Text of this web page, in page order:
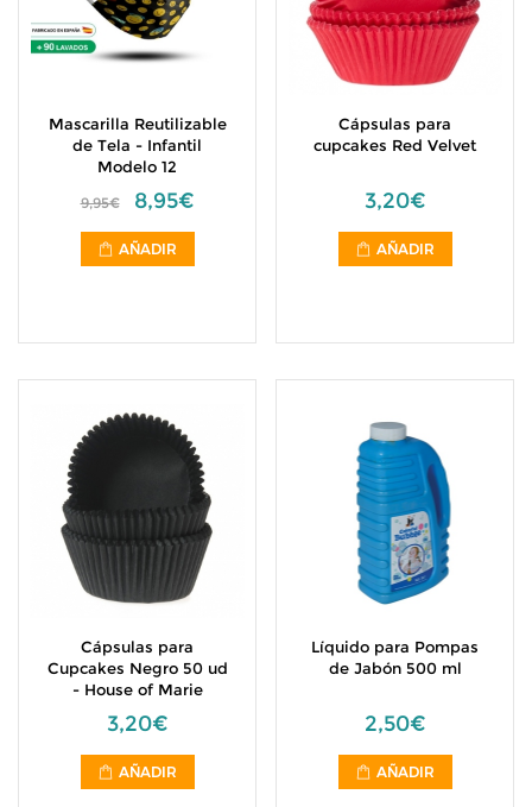
Mascarilla Reutilizable
de Tela - Infantil
Modelo 12
9,95€ 8,95€
AÑADIR
Cápsulas para
cupcakes Red Velvet
3,20€
AÑADIR
Cápsulas para
Cupcakes Negro 50 ud
- House of Marie
3,20€
AÑADIR
Líquido para Pompas
de Jabón 500 ml
2,50€
AÑADIR